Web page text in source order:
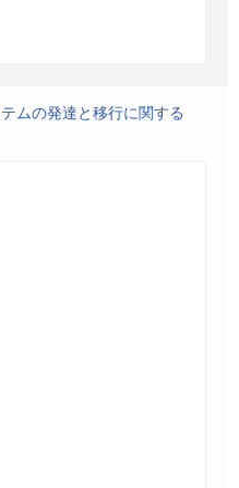
ムの発達と移行に関する